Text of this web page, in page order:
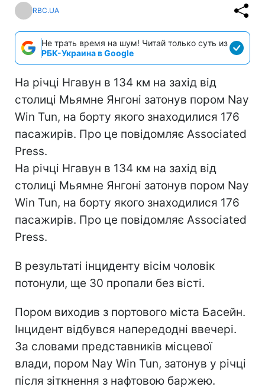
RBC.UA
Не трать время на шум! Читай только суть из
РБК-Украина в Google
На річці Нгавун в 134 км на захід від
столиці Мьямне Янгоні затонув пором Nay
Win Tun, на борту якого знаходилися 176
пасажирів. Про це повідомляє Associated
Press.
На річці Нгавун в 134 км на захід від
столиці Мьямне Янгоні затонув пором Nay
Win Tun, на борту якого знаходилися 176
пасажирів. Про це повідомляє Associated
Press.
В результаті інциденту вісім чоловік
потонули, ще 30 пропали без вісті.
Пором виходив з портового міста Басейн.
Інцидент відбувся напередодні ввечері.
За словами представників місцевої
влади, пором Nay Win Tun, затонув у річці
після зіткнення з нафтовою баржею.